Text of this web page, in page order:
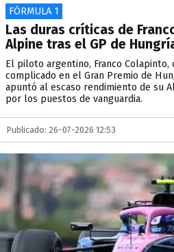
FÓRMULA 1
Las duras críticas de
Alpine tras el GP de
El piloto argentino, Franco Colapinto,
complicado en el Gran Premio de
apuntó al escaso rendimiento de su
por los puestos de vanguardia.
Publicado: 26-07-2026 12:53